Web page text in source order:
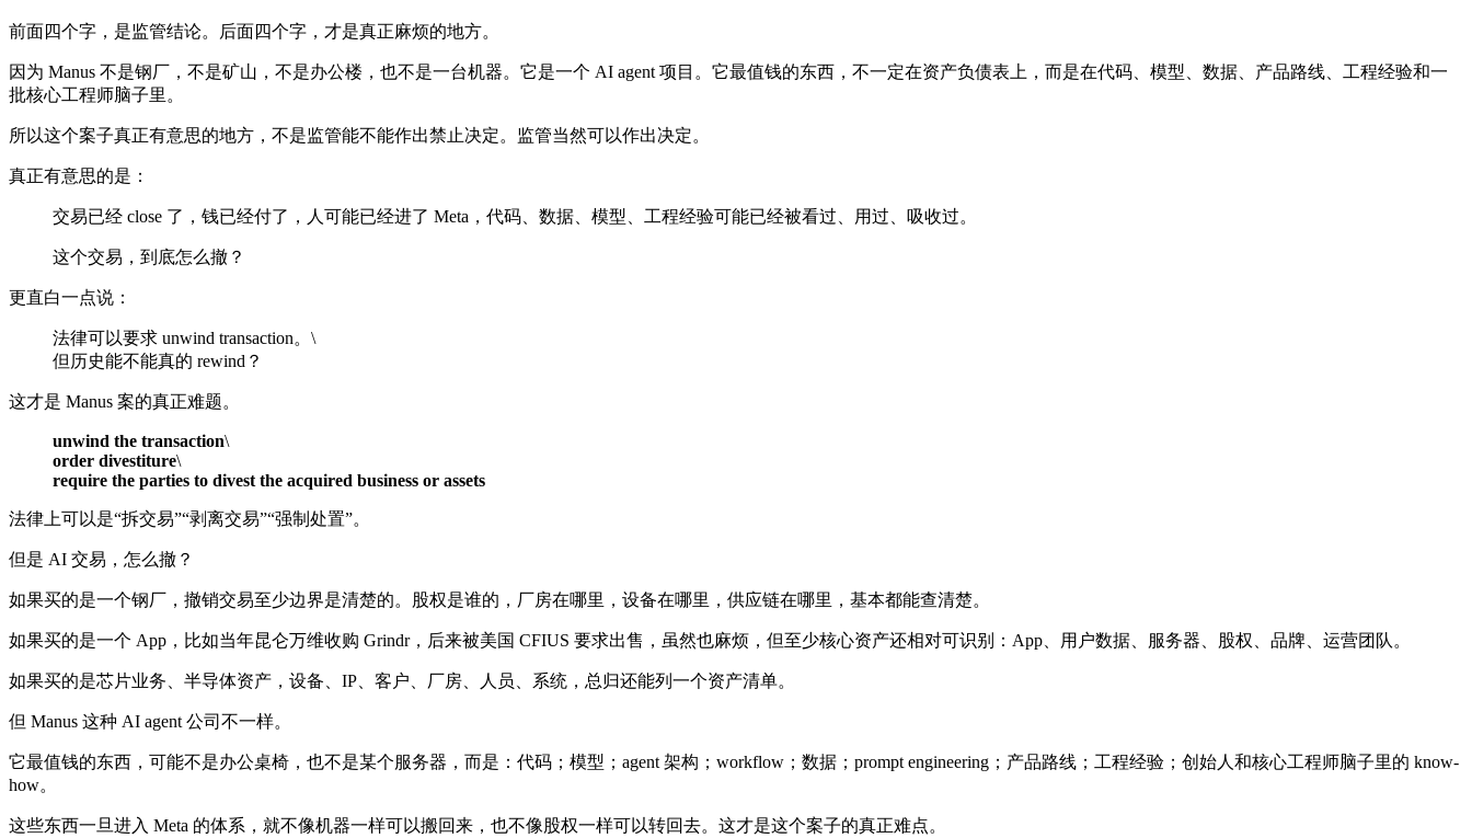
前面四个字，是监管结论。后面四个字，才是真正麻烦的地方。
因为 Manus 不是钢厂，不是矿山，不是办公楼，也不是一台机器。它是一个 AI agent 项目。它最值钱的东西，不一定在资产负债表上，而是在代码、模型、数据、产品路线、工程经验和一
批核心工程师脑子里。
所以这个案子真正有意思的地方，不是监管能不能作出禁止决定。监管当然可以作出决定。
真正有意思的是：
交易已经 close 了，钱已经付了，人可能已经进了 Meta，代码、数据、模型、工程经验可能已经被看过、用过、吸收过。
这个交易，到底怎么撤？
更直白一点说：
法律可以要求 unwind transaction。\
但历史能不能真的 rewind？
这才是 Manus 案的真正难题。
unwind the transaction\
order divestiture\
require the parties to divest the acquired business or assets
法律上可以是“拆交易”“剥离交易”“强制处置”。
但是 AI 交易，怎么撤？
如果买的是一个钢厂，撤销交易至少边界是清楚的。股权是谁的，厂房在哪里，设备在哪里，供应链在哪里，基本都能查清楚。
如果买的是一个 App，比如当年昆仑万维收购 Grindr，后来被美国 CFIUS 要求出售，虽然也麻烦，但至少核心资产还相对可识别：App、用户数据、服务器、股权、品牌、运营团队。
如果买的是芯片业务、半导体资产，设备、IP、客户、厂房、人员、系统，总归还能列一个资产清单。
但 Manus 这种 AI agent 公司不一样。
它最值钱的东西，可能不是办公桌椅，也不是某个服务器，而是：代码；模型；agent 架构；workflow；数据；prompt engineering；产品路线；工程经验；创始人和核心工程师脑子里的 know-
how。
这些东西一旦进入 Meta 的体系，就不像机器一样可以搬回来，也不像股权一样可以转回去。这才是这个案子的真正难点。